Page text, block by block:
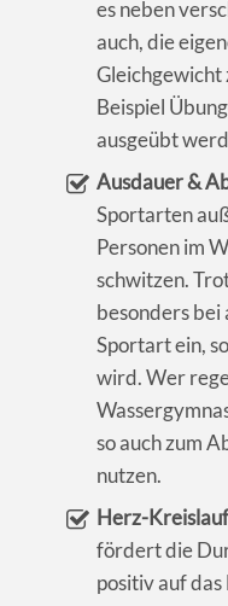
es neben
auch, die
Gleichgewicht
Beispiel
ausgeübt
Ausdauer &
Sportarten
Personen im
schwitzen.
besonders
Sportart ein,
wird. Wer
so auch zum
nutzen.
Herz-
fördert die
positiv auf